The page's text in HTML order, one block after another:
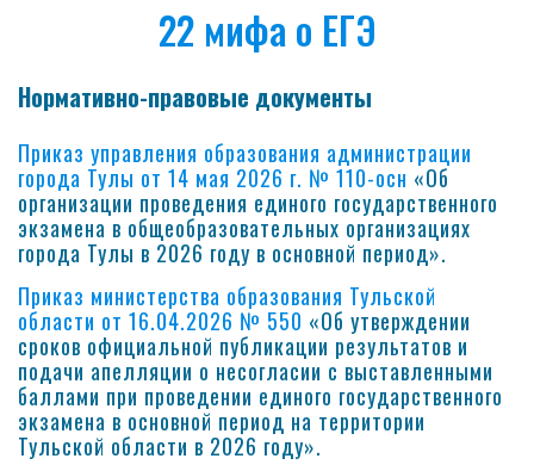
22 мифа о ЕГЭ
Нормативно-правовые документы
Приказ управления образования администрации
города Тулы от 14 мая 2026 г. № 110-осн «Об
организации проведения единого государственного
экзамена в общеобразовательных организациях
города Тулы в 2026 году в основной период».
Приказ министерства образования Тульской
области от 16.04.2026 № 550 «Об утверждении
сроков официальной публикации результатов и
подачи апелляции о несогласии с выставленными
баллами при проведении единого государственного
экзамена в основной период на территории
Тульской области в 2026 году».